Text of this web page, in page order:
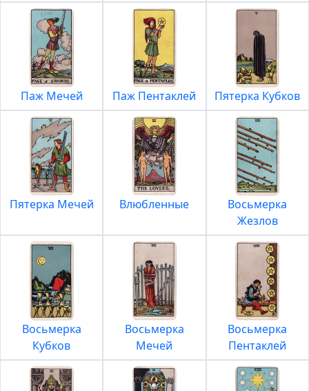
Паж Мечей Паж Пентаклей Пятерка Кубков
Пятерка Мечей Влюбленные
Восьмерка
Жезлов
Восьмерка
Кубков
Восьмерка
Мечей
Восьмерка
Пентаклей